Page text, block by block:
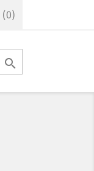
(0)
